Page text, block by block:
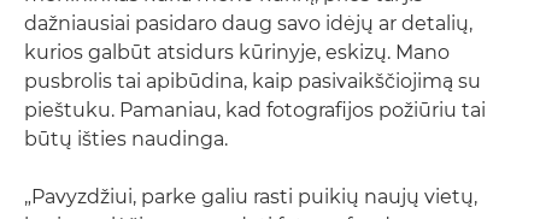
dažniausiai pasidaro daug savo idėjų ar detalių,
kurios galbūt atsidurs kūrinyje, eskizų. Mano
pusbrolis tai apibūdina, kaip pasivaikščiojimą su
pieštuku. Pamaniau, kad fotografijos požiūriu tai
būtų išties naudinga.
„Pavyzdžiui, parke galiu rasti puikių naujų vietų,